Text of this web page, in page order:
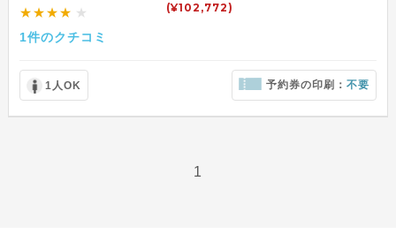
★★★★ ★
1件のクチコミ
(¥102,772)
1人OK 予約券の印刷：不要
1